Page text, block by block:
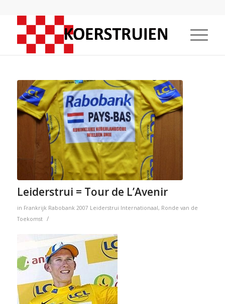
Leiderstrui = Tour de L’Avenir
in Frankrijk Rabobank 2007 Leiderstrui Internationaal, Ronde van de
Toekomst
/